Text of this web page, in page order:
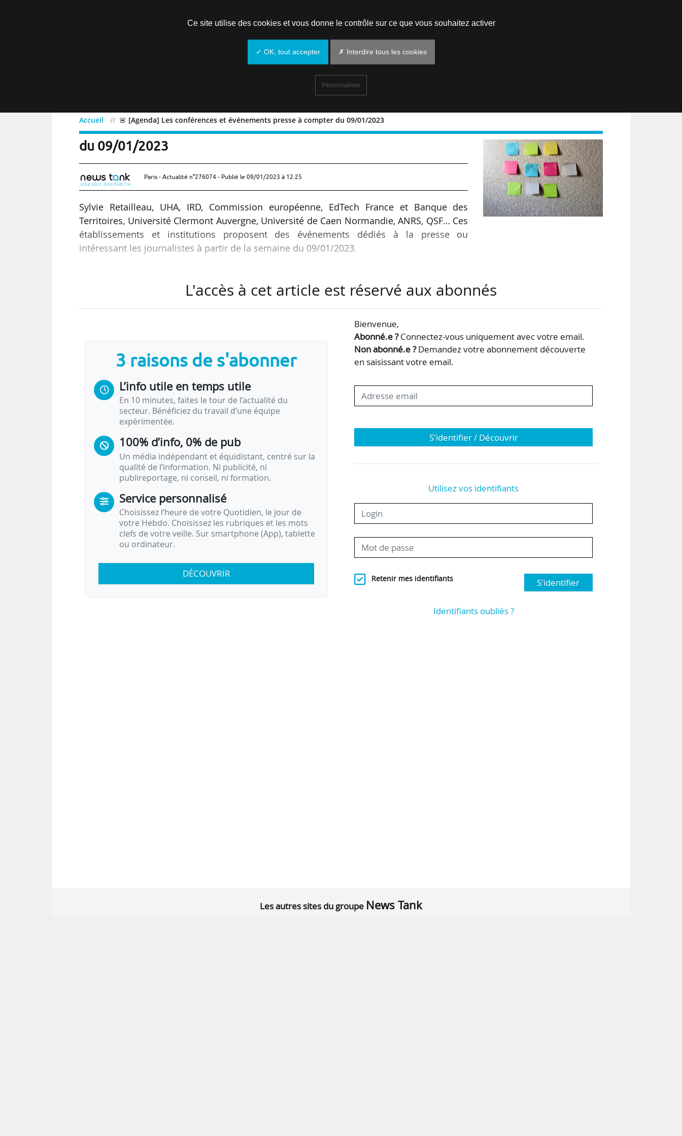
Accueil 🚨 [Agenda] Les conférences et événements presse à compter du 09/01/2023
🚨 [Agenda] Les conférences et événements presse à compter
du 09/01/2023
Paris - Actualité n°276074 - Publié le 09/01/2023 à 12:25
Sylvie Retailleau, UHA, IRD, Commission européenne, EdTech France et Banque des
Territoires, Université Clermont Auvergne, Université de Caen Normandie, ANRS, QSF… Ces
établissements et institutions proposent des événements dédiés à la presse ou
intéressant les journalistes à partir de la semaine du 09/01/2023.
communication/relations publiques une vision des événements qui animent l’écosystème
L’équipe de News Tank vous donne rendez-vous pour Think Education et Recherche du 24
L’agenda de News Tank : éducation, recherche, innovation
Semaine du 09/01 au 15/01
Crous Bourgogne-Franche-Comté,09/01, 11 h 30…
L'accès à cet article est réservé aux abonnés
3 raisons de s'abonner
L’info utile en temps utile
En 10 minutes, faites le tour de l’actualité du
secteur. Bénéficiez du travail d’une équipe
expérimentée.
100% d’info, 0% de pub
Un média indépendant et équidistant, centré sur la
qualité de l’information. Ni publicité, ni
publireportage, ni conseil, ni formation.
Service personnalisé
Choisissez l‘heure de votre Quotidien, le jour de
votre Hebdo. Choisissez les rubriques et les mots
clefs de votre veille. Sur smartphone (App), tablette
ou ordinateur.
DÉCOUVRIR
Bienvenue,
Abonné.e ?Connectez-vous uniquement avec votre email.
Non abonné.e ?Demandez votre abonnement découverte
en saisissant votre email.
S'identifier / Découvrir
Utilisez vos identifiants
Retenir mes identifiants S'identifier
Identifiants oubliés ?
Les autres sites du groupe News Tank
Ce site utilise des cookies et vous donne le contrôle sur ce que vous souhaitez activer
✓ OK, tout accepter ✗ Interdire tous les cookies
Personnaliser